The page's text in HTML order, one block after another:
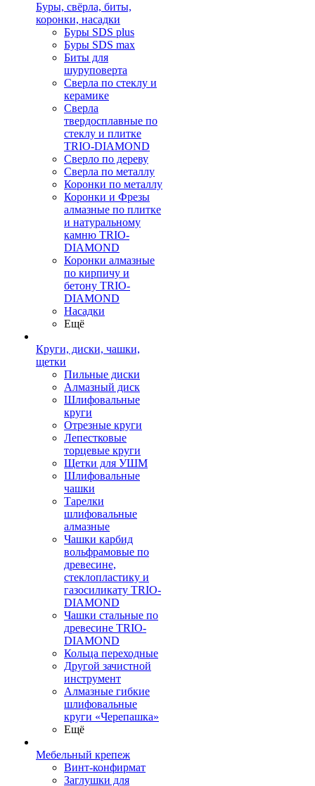
Буры, свёрла, биты,
коронки, насадки
Буры SDS plus
Буры SDS max
Биты для
шуруповерта
Сверла по стеклу и
керамике
Сверла
твердосплавные по
стеклу и плитке
TRIO-DIAMOND
Сверло по дереву
Сверла по металлу
Коронки по металлу
Коронки и Фрезы
алмазные по плитке
и натуральному
камню TRIO-
DIAMOND
Коронки алмазные
по кирпичу и
бетону TRIO-
DIAMOND
Насадки
Ещё
Круги, диски, чашки,
щетки
Пильные диски
Алмазный диск
Шлифовальные
круги
Отрезные круги
Лепестковые
торцевые круги
Щетки для УШМ
Шлифовальные
чашки
Тарелки
шлифовальные
алмазные
Чашки карбид
вольфрамовые по
древесине,
стеклопластику и
газосиликату TRIO-
DIAMOND
Чашки стальные по
древесине TRIO-
DIAMOND
Кольца переходные
Другой зачистной
инструмент
Алмазные гибкие
шлифовальные
круги «Черепашка»
Ещё
Мебельный крепеж
Винт-конфирмат
Заглушки для